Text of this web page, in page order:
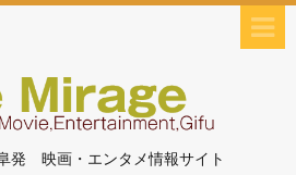
発 映画・エンタメ情報サイト